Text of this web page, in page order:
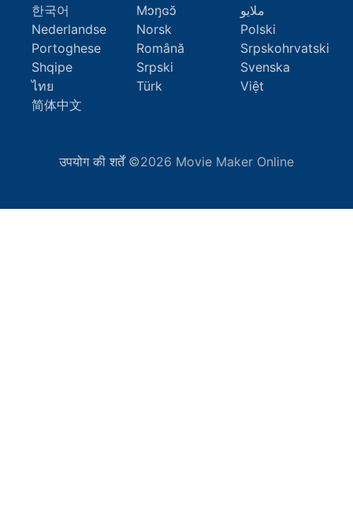
한국어
Mɔŋɢɔ̆
ملايو
Nederlandse
Norsk
Polski
Portoghese
Română
Srpskohrvatski
Shqipe
Srpski
Svenska
ไทย
Türk
Việt
简体中文
उपयोग की शर्तें©2026 Movie Maker Online